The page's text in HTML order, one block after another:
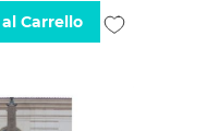
Carrello
Aggiungi